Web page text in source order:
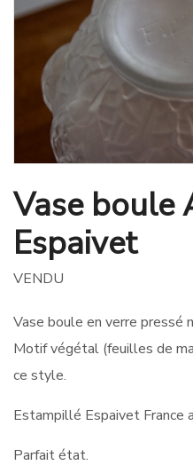
Vase boule
Espaivet
VENDU
Vase boule en verre pressé
Motif végétal (feuilles de
ce style.
Estampillé Espaivet France
Parfait état.